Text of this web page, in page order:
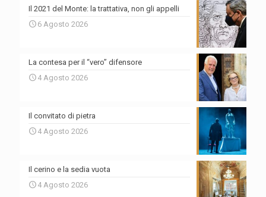
Il 2021 del Monte: la trattativa, non gli appelli
6 Agosto 2026
La contesa per il “vero” difensore
4 Agosto 2026
Il convitato di pietra
4 Agosto 2026
Il cerino e la sedia vuota
4 Agosto 2026